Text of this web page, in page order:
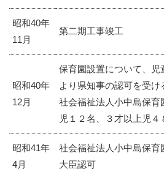
昭和40年
11月
第二期工事竣工
昭和40年
12月
保育園設置について、児
より県知事の認可を受け
社会福祉法人小中島保
児１２名、３才以上児４
昭和41年
4月
社会福祉法人小中島保育
大臣認可